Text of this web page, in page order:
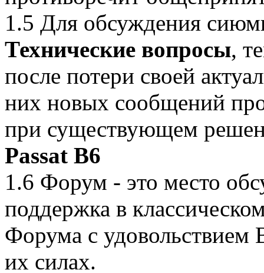
1.5 Для обсуждения
Технические вопросы,
после потери своей
них новых сообщений
при существующем
Passat B6
1.6 Форум - это место
поддержка в
Форума с удовольствием
их силах.